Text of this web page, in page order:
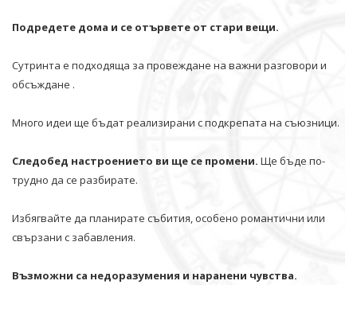
Подредете дома и се отървете от стари вещи.
Сутринта е подходяща за провеждане на важни разговори и
обсъждане .
Много идеи ще бъдат реализирани с подкрепата на съюзници.
Следобед настроението ви ще се промени. Ще бъде по-
трудно да се разбирате.
Избягвайте да планирате събития, особено романтични или
свързани с забавления.
Възможни са недоразумения и наранени чувства.